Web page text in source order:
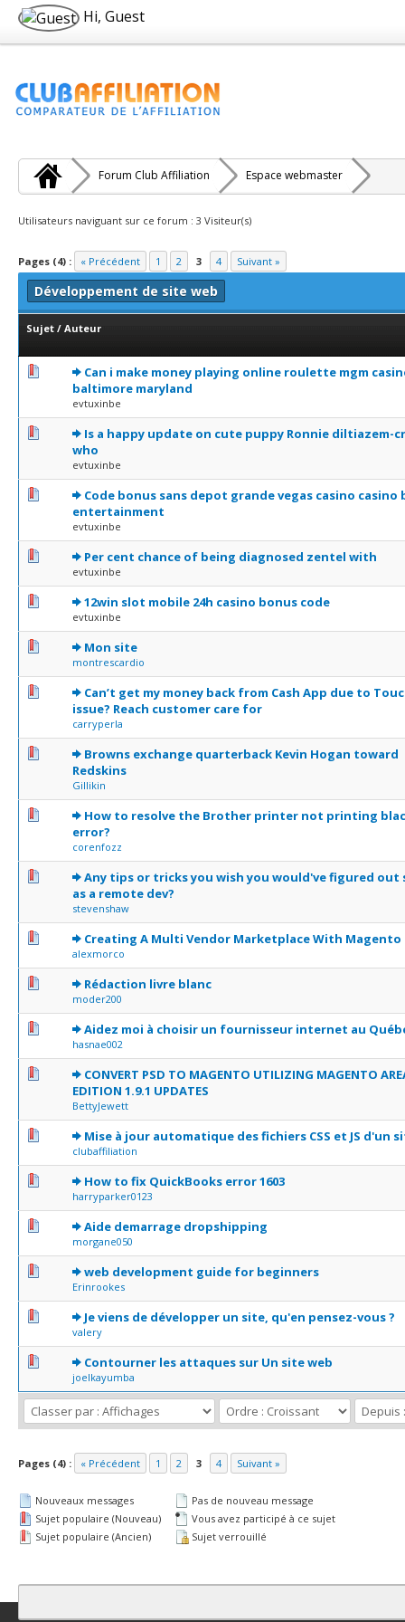
Hi, Guest
Forum Club Affiliation Espace webmaster
Utilisateurs naviguant sur ce forum : 3 Visiteur(s)
Pages (4) : « Précédent 1 2 3 4 Suivant »
Développement de site web
Sujet / Auteur
Can i make money playing online roulette mgm
baltimore maryland
evtuxinbe
0 Votes - 0 sur 5 en moyenne
12345
Is a happy update on cute puppy Ronnie diltiazem-
who
evtuxinbe
0 Votes - 0 sur 5 en moyenne
12345
Code bonus sans depot grande vegas casino casino
entertainment
evtuxinbe
0 Votes - 0 sur 5 en moyenne
1 2345
Per cent chance of being diagnosed zentel with
evtuxinbe
0 Votes - 0 sur 5 en moyenne
12345
12win slot mobile 24h casino bonus code
evtuxinbe
0 Votes - 0 sur 5 en moyenne
12345
Mon site
montrescardio
0 Votes - 0 sur 5 en moyenne
Can’t get my money back from Cash App due to
issue? Reach customer care for
carryperla
0 Votes - 0 sur 5 en moyenne
12 345
Browns exchange quarterback Kevin Hogan toward
Redskins
Gillikin
0 Votes - 0 sur 5 en moyenne
12345
How to resolve the Brother printer not printing
error?
corenfozz
0 Votes - 0 sur 5 en moyenne
1234 5
Any tips or tricks you wish you would've figured out
as a remote dev?
stevenshaw
0 Votes - 0 sur 5 en moyenne
12345
Creating A Multi Vendor Marketplace With Magento
alexmorco
0 Votes - 0 sur 5 en moyenne
12345
Rédaction livre blanc
moder200
0 Votes - 0 sur 5 en moyenne
1234 5
Aidez moi à choisir un fournisseur internet au
hasnae002
0 Votes - 0 sur 5 en moyenne
1 2345
CONVERT PSD TO MAGENTO UTILIZING MAGENTO
EDITION 1.9.1 UPDATES
BettyJewett
0 Votes - 0 sur 5 en moyenne
12345
Mise à jour automatique des fichiers CSS et JS d'un
clubaffiliation
0 Votes - 0 sur 5 en moyenne
12345
How to fix QuickBooks error 1603
harryparker0123
0 Votes - 0 sur 5 en moyenne
12345
Aide demarrage dropshipping
morgane050
0 Votes - 0 sur 5 en moyenne
12345
web development guide for beginners
Erinrookes
0 Votes - 0 sur 5 en moyenne
12345
Je viens de développer un site, qu'en pensez-vous ?
valery
0 Votes - 0 sur 5 en moyenne
12345
Contourner les attaques sur Un site web
joelkayumba
0 Votes - 0 sur 5 en moyenne
1 234 5
Pages (4) : « Précédent 1 2 3 4 Suivant »
Nouveaux messages
Sujet populaire (Nouveau)
Sujet populaire (Ancien)
Pas de nouveau message
Vous avez participé à ce sujet
Sujet verrouillé